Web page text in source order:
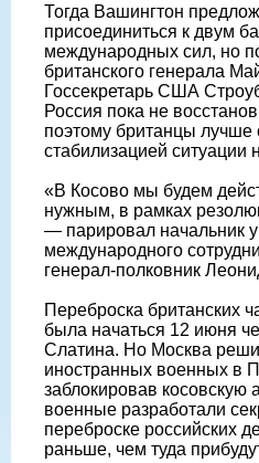
Тогда Вашингтон
присоединиться к двум
международных сил, но
британского генерала
Госсекретарь США
Россия пока не
поэтому британцы лучше
стабилизацией ситуации
«В Косово мы будем
нужным, в рамках
— парировал начальник
международного
генерал-полковник
Переброска британских
была начаться 12 июня
Слатина. Но Москва
иностранных военных в
заблокировав косовскую
военные разработали
переброске российских
раньше, чем туда